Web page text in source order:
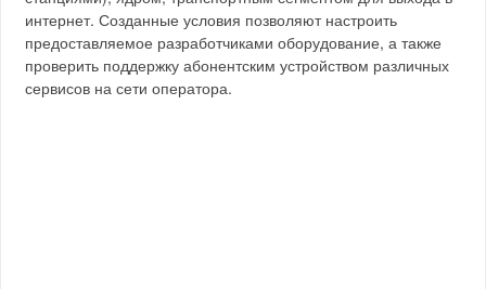
интернет. Созданные условия позволяют настроить
предоставляемое разработчиками оборудование, а также
проверить поддержку абонентским устройством различных
сервисов на сети оператора.